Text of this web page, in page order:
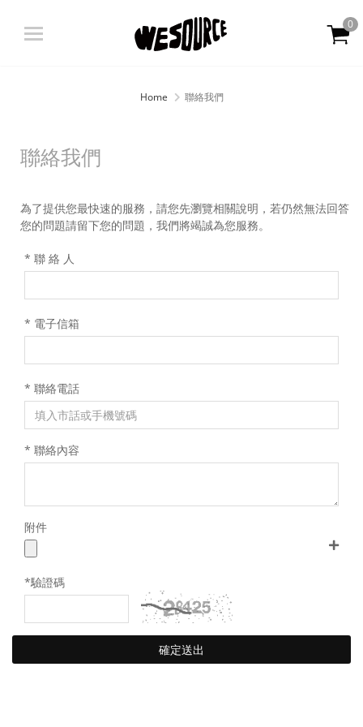
限定商品 限時優惠
關於我們
產品資訊
專題記錄
0
Home 聯絡我們
聯絡我們
為了提供您最快速的服務，請您先瀏覽相關說明，若仍然無法回答
您的問題請留下您的問題，我們將竭誠為您服務。
* 聯 絡 人
* 電子信箱
* 聯絡電話
* 聯絡內容
附件
*驗證碼
確定送出